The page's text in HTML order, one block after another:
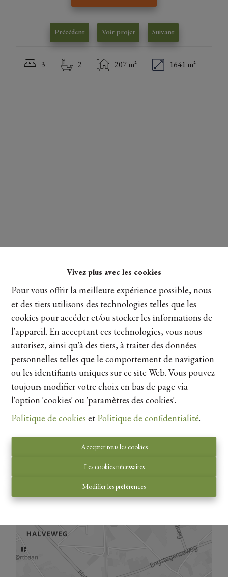
Vivez plus avec les cookies
Pour vous offrir la meilleure expérience possible, nous
et des tiers utilisons des technologies telles que les
cookies pour accéder et/ou stocker les informations de
l'appareil. En acceptant ces technologies, vous nous
autorisez, ainsi qu'à des tiers, à traiter des données
personnelles telles que le comportement de navigation
ou les identifiants uniques sur ce site Web. Vous pouvez
toujours modifier votre choix en bas de page via
l'option 'cookies' ou 'paramètres des cookies'.
Politique de cookies et Politique de confidentialité.
Accepter tous les cookies
Les cookies nécessaires
Modifier les préférences
Précédent Voir projet Suivant
3 2 207 m² 1641 m²
Partager
Vue de la carte